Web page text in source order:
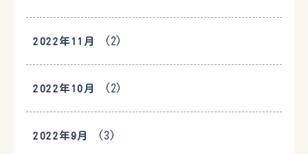
2022年11月 (2)
2022年10月 (2)
2022年9月 (3)